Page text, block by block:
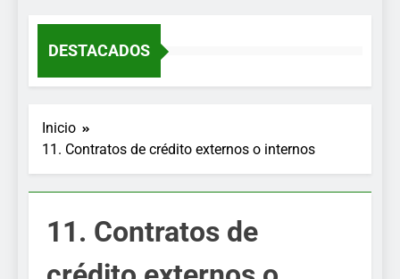
DESTACADOS
Inicio
11. Contratos de crédito externos o internos
11. Contratos de